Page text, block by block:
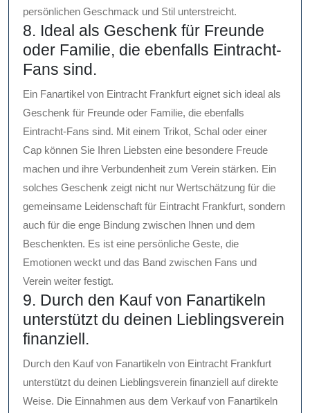
persönlichen Geschmack und Stil unterstreicht.
8. Ideal als Geschenk für Freunde
oder Familie, die ebenfalls Eintracht-
Fans sind.
Ein Fanartikel von Eintracht Frankfurt eignet sich ideal als
Geschenk für Freunde oder Familie, die ebenfalls
Eintracht-Fans sind. Mit einem Trikot, Schal oder einer
Cap können Sie Ihren Liebsten eine besondere Freude
machen und ihre Verbundenheit zum Verein stärken. Ein
solches Geschenk zeigt nicht nur Wertschätzung für die
gemeinsame Leidenschaft für Eintracht Frankfurt, sondern
auch für die enge Bindung zwischen Ihnen und dem
Beschenkten. Es ist eine persönliche Geste, die
Emotionen weckt und das Band zwischen Fans und
Verein weiter festigt.
9. Durch den Kauf von Fanartikeln
unterstützt du deinen Lieblingsverein
finanziell.
Durch den Kauf von Fanartikeln von Eintracht Frankfurt
unterstützt du deinen Lieblingsverein finanziell auf direkte
Weise. Die Einnahmen aus dem Verkauf von Fanartikeln